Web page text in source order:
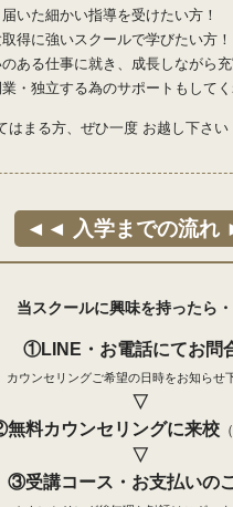
いた細かい指導を受けたい方！
得に強いスクールで学びたい方！
ある仕事に就き、成長しながら
・独立する為のサポートもして
はまる方、ぜひ一度 お越し下さい
◄◄ 入学までの流
当スクールに興味を持ったら・
①LINE・お電話にてお問
カウンセリングご希望の日時をお知らせ
▽
料カウンセリングに来校
▽
③受講コース・お支払いの